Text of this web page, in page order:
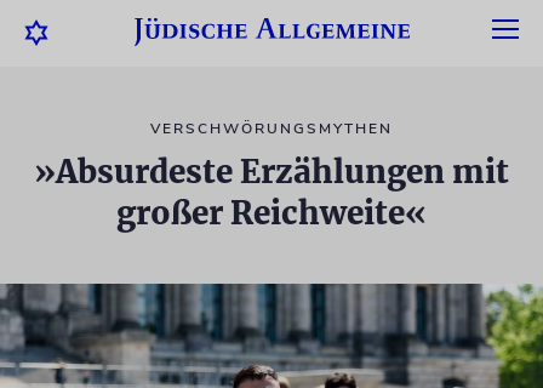
VERSCHWÖRUNGSMYTHEN
»Absurdeste Erzählungen mit
großer Reichweite«